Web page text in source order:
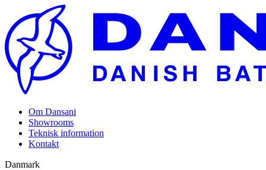
Om Dansani
Showrooms
Teknisk information
Kontakt
Danmark